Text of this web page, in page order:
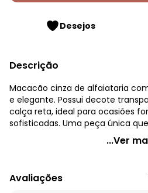
Desejos
Descrição
Macacão cinza de alfaiataria
e elegante. Possui decote
calça reta, ideal para ocasiões
sofisticadas. Uma peça única
Quintess - Macacão Cinza em
Modelagem: Justa
Decote frente: Transpassado
...Ver
Avaliações